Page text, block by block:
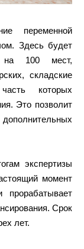
переменной
Здесь будет
на 100 мест,
складские
которых
Это позволит
экспертизы
момент
прорабатывает
Срок
лет.